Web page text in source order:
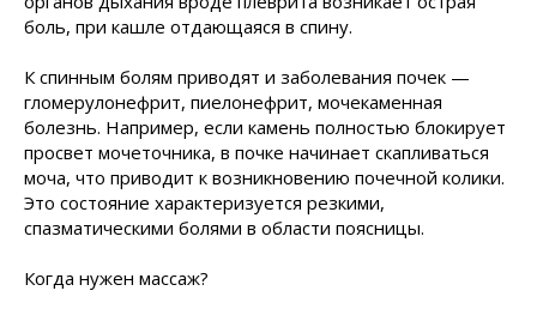
боль, при кашле отдающаяся в спину.
К спинным болям приводят и заболевания почек —
гломерулонефрит, пиелонефрит, мочекаменная
болезнь. Например, если камень полностью блокирует
просвет мочеточника, в почке начинает скапливаться
моча, что приводит к возникновению почечной колики.
Это состояние характеризуется резкими,
спазматическими болями в области поясницы.
Когда нужен массаж?